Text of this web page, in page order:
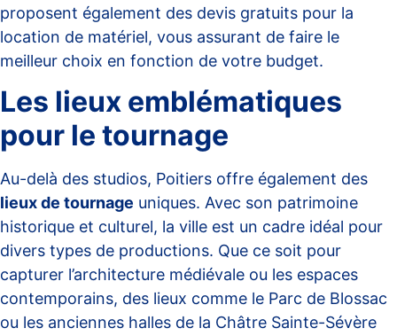
proposent également des devis gratuits pour la
location de matériel, vous assurant de faire le
meilleur choix en fonction de votre budget.
Les lieux emblématiques
pour le tournage
Au-delà des studios, Poitiers offre également des
lieux de tournage uniques. Avec son patrimoine
historique et culturel, la ville est un cadre idéal pour
divers types de productions. Que ce soit pour
capturer l’architecture médiévale ou les espaces
contemporains, des lieux comme le Parc de Blossac
ou les anciennes halles de la Châtre Sainte-Sévère